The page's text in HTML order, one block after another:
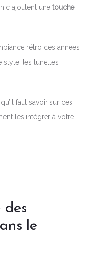
ajoutent une touche
rétro des années
style, les lunettes
faut savoir sur ces
les intégrer à votre
des
le